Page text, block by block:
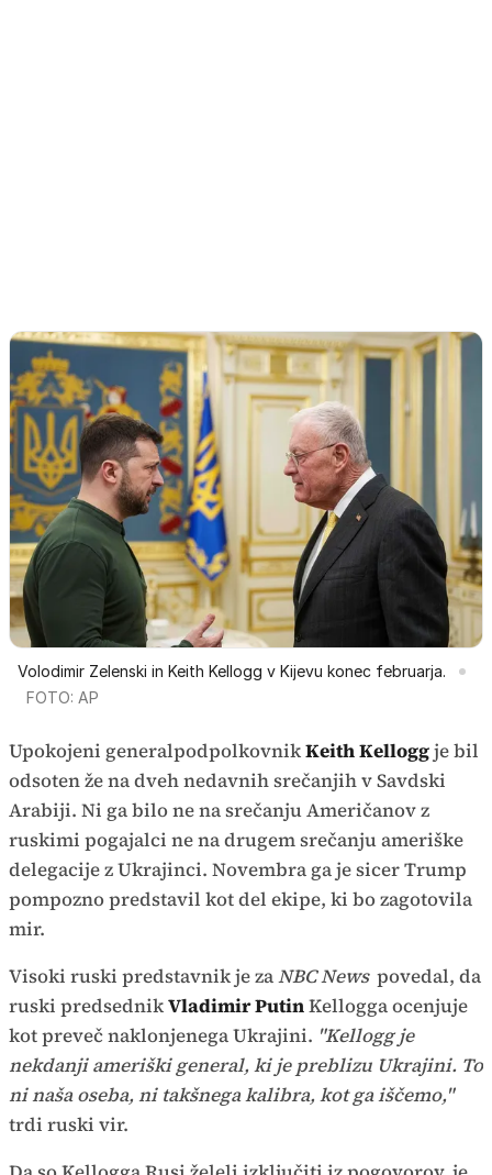
Volodimir Zelenski in Keith Kellogg v Kijevu konec februarja.
FOTO: AP
Upokojeni generalpodpolkovnikKeith Kelloggje bil
odsoten že na dveh nedavnih srečanjih v Savdski
Arabiji. Ni ga bilo ne na srečanju Američanov z
ruskimi pogajalci ne na drugem srečanju ameriške
delegacije z Ukrajinci. Novembra ga je sicer Trump
pompozno predstavil kot del ekipe, ki bo zagotovila
mir.
Visoki ruski predstavnik je zaNBC News povedal, da
ruski predsednikVladimir PutinKellogga ocenjuje
kot preveč naklonjenega Ukrajini. "Kellogg je
nekdanji ameriški general, ki je preblizu Ukrajini. To
ni naša oseba, ni takšnega kalibra, kot ga iščemo,"
trdi ruski vir.